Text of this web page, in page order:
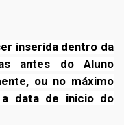
inserida dentro da
antes do Aluno
ou no máximo
data de inicio do